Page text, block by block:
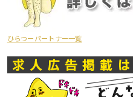
ひらつーパートナー一覧